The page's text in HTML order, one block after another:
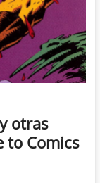
otras
to Comics